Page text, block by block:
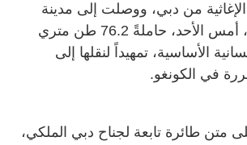
من دبي، ووصلت إلى مدينة
عنتيبي في أوغندا، أمس الأحد، حاملةً 76.2 طن متري
الأساسية، تمهيداً لنقلها إلى
في الكونغو.
متن طائرة تابعة لجناح دبي الملكي،